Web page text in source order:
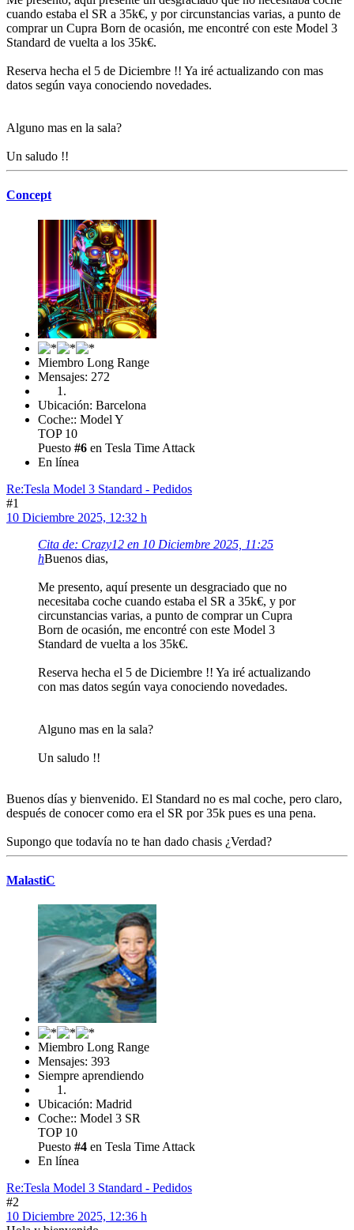
cuando estaba el SR a 35k€, y por circunstancias varias, a punto de
comprar un Cupra Born de ocasión, me encontré con este Model 3
Standard de vuelta a los 35k€.
Reserva hecha el 5 de Diciembre !! Ya iré actualizando con mas
datos según vaya conociendo novedades.
Alguno mas en la sala?
Un saludo !!
Concept
Miembro Long Range
Mensajes: 272
Ubicación: Barcelona
Coche:: Model Y
TOP 10
Puesto #6 en Tesla Time Attack
En línea
Re:Tesla Model 3 Standard - Pedidos
#1
10 Diciembre 2025, 12:32 h
Cita de: Crazy12 en 10 Diciembre 2025, 11:25
hBuenos dias,
Me presento, aquí presente un desgraciado que no
necesitaba coche cuando estaba el SR a 35k€, y por
circunstancias varias, a punto de comprar un Cupra
Born de ocasión, me encontré con este Model 3
Standard de vuelta a los 35k€.
Reserva hecha el 5 de Diciembre !! Ya iré actualizando
con mas datos según vaya conociendo novedades.
Alguno mas en la sala?
Un saludo !!
Buenos días y bienvenido. El Standard no es mal coche, pero claro,
después de conocer como era el SR por 35k pues es una pena.
Supongo que todavía no te han dado chasis ¿Verdad?
MalastiC
Miembro Long Range
Mensajes: 393
Siempre aprendiendo
Ubicación: Madrid
Coche:: Model 3 SR
TOP 10
Puesto #4 en Tesla Time Attack
En línea
Re:Tesla Model 3 Standard - Pedidos
#2
10 Diciembre 2025, 12:36 h